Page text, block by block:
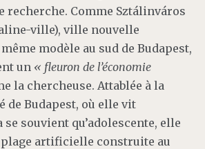
recherche. Comme Sztálinváros
ville), ville nouvelle
modèle au sud de Budapest,
un « fleuron de l’économie
la chercheuse. Attablée à la
de Budapest, où elle vit
souvient qu’adolescente, elle
artificielle construite au